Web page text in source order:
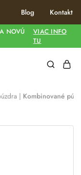
Blog Kontakt
NOVÚ
VIAC INFO
TU
| Kombinované